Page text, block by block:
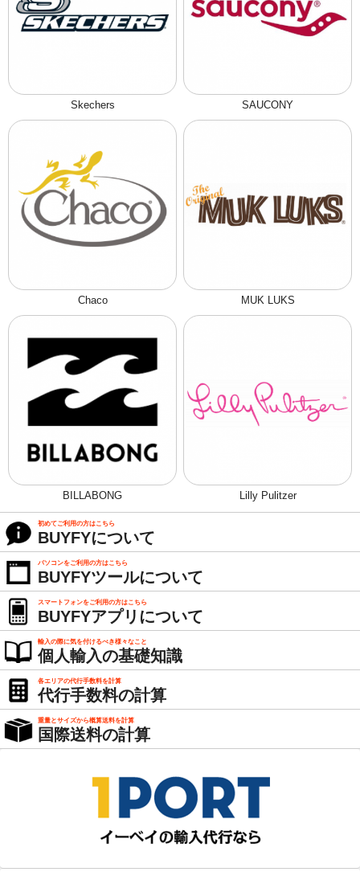
Skechers SAUCONY
Chaco MUK LUKS
BILLABONG Lilly Pulitzer
初めてご利用の方はこちら
BUYFYについて
パソコンをご利用の方はこちら
BUYFYツールについて
スマートフォンをご利用の方はこちら
BUYFYアプリについて
輸入の際に気を付けるべき様々なこと
個人輸入の基礎知識
各エリアの代行手数料を計算
代行手数料の計算
重量とサイズから概算送料を計算
国際送料の計算